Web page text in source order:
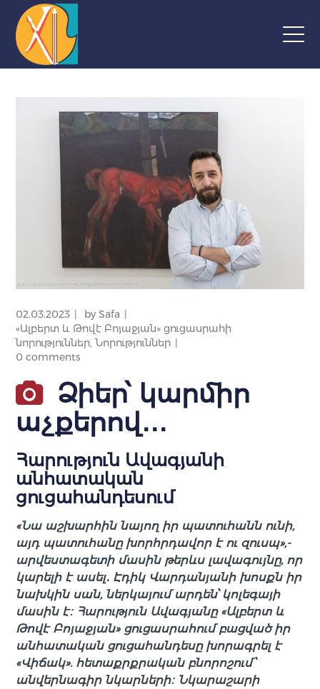
02.03.2023 bySafa
«Ալբերտ և Թովէ Բոյաջյան» ցուցասրահի
նորություններ,Նորություններ
0 comments
Ձիեր՝ կարմիր
աչքերով․․․
Հարություն Ավագյանի
անհատական
ցուցահանդեսում
«Նա աշխարհին նայող իր պատուհանն ունի,
այդ պատուհանը խորհրդավոր է ու զուսպ»,-
արվեստագետի մասին թերևս լավագույնը, որ
կարելի է ասել․ Էդիկ Վարդանյանի խոսքն իր
նախկին սան, ներկայում արդեն՝ կոլեգայի
մասին է։ Հարություն Ավագյանը «Ալբերտ և
Թովէ Բոյաջյան» ցուցասրահում բացված իր
անհատական ցուցահանդեսը խորագրել է
«Վիճակ». հետաքրքրական բնորոշում՝
անվերնագիր նկարների։ Նկարաշարի